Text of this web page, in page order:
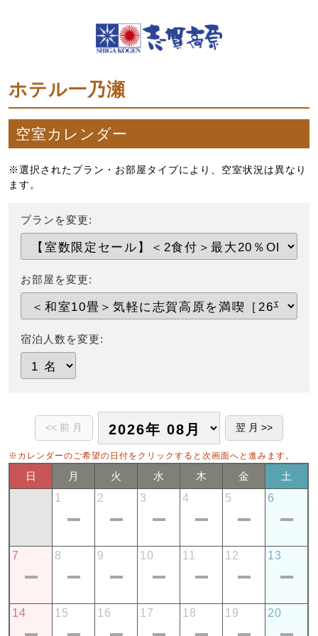
ホテル一乃瀬
空室カレンダー
※選択されたプラン・お部屋タイプにより、空室状況は異なり
ます。
プランを変更:
お部屋を変更:
宿泊人数を変更:
※カレンダーのご希望の日付をクリックすると次画面へと進みます。
日 月 火 水 木 金
土
1
2 3 4 5 6
7 8 9 10 11 12 13
14 15 16 17 18 19 20